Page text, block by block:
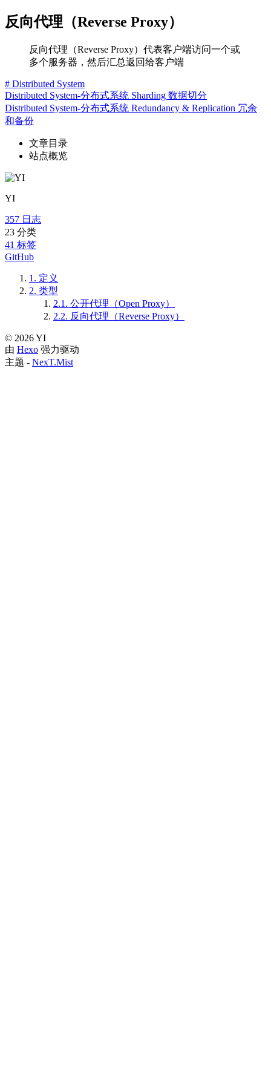
反向代理（Reverse Proxy）
反向代理（Reverse Proxy）代表客户端访问一个或
多个服务器，然后汇总返回给客户端
# Distributed System
Distributed System-分布式系统 Sharding 数据切分
Distributed System-分布式系统 Redundancy & Replication 冗余
和备份
文章目录
站点概览
YI
357 日志
23 分类
41 标签
GitHub
1. 定义
2. 类型
2.1. 公开代理（Open Proxy）
2.2. 反向代理（Reverse Proxy）
© 2026YI
由 Hexo 强力驱动
主题 - NexT.Mist